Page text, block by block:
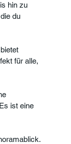
hin zu
du
für alle,
ist eine